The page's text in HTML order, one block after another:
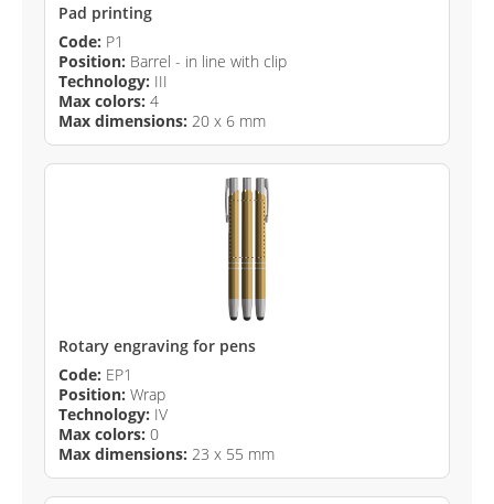
Pad printing
Code: P1
Position: Barrel - in line with clip
Technology: III
Max colors: 4
Max dimensions: 20 x 6 mm
Rotary engraving for pens
Code: EP1
Position: Wrap
Technology: IV
Max colors: 0
Max dimensions: 23 x 55 mm